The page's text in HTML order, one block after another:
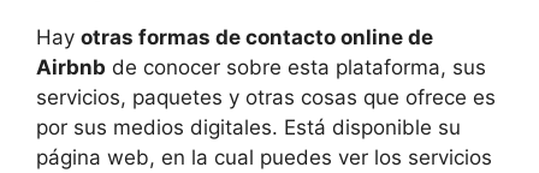
Hay otras formas de contacto online de
Airbnb de conocer sobre esta plataforma, sus
servicios, paquetes y otras cosas que ofrece es
por sus medios digitales. Está disponible su
página web, en la cual puedes ver los servicios